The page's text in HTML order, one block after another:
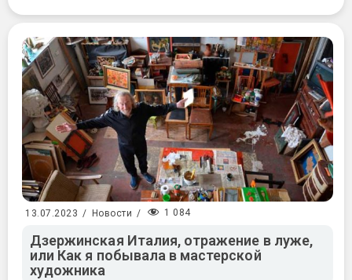
13.07.2023 / Новости / 1 084
Дзержинская Италия, отражение в луже,
или Как я побывала в мастерской
художника